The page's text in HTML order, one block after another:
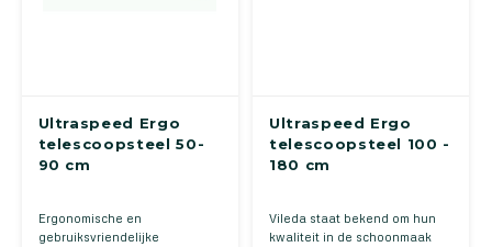
Ultraspeed Ergo
telescoopsteel 50-
90 cm
Ergonomische en
gebruiksvriendelijke
Ultraspeed Ergo
telescoopsteel 100 -
180 cm
Vileda staat bekend om hun
kwaliteit in de schoonmaak